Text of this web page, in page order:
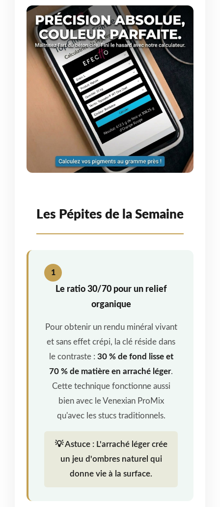
Les Pépites de la Semaine
1
Le ratio 30/70 pour un relief
organique
Pour obtenir un rendu minéral vivant
et sans effet crépi, la clé réside dans
le contraste : 30 % de fond lisse et
70 % de matière en arraché léger.
Cette technique fonctionne aussi
bien avec le Venexian ProMix
qu'avec les stucs traditionnels.
💡 Astuce : L'arraché léger crée
un jeu d'ombres naturel qui
donne vie à la surface.